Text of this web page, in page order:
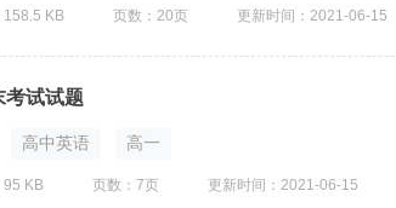
158.5 KB 页数：20页 更新时间：2021-06-15
考试试题
高中英语 高一
95 KB 页数：7页 更新时间：2021-06-15